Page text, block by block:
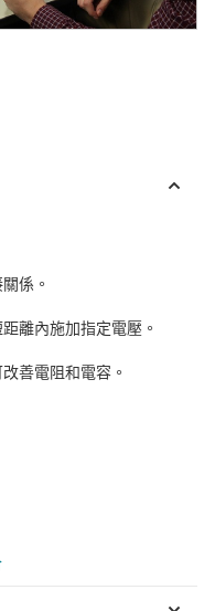
係。
離內施加指定電壓。
善電阻和電容。